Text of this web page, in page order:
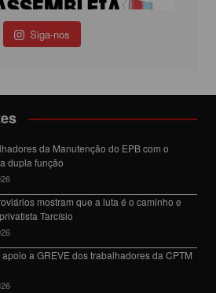
Siga-nos
da Manutenção do EPB com o
dupla função
mostram que a luta é o caminho e
Tarcísio
a GREVE dos trabalhadores da CPTM